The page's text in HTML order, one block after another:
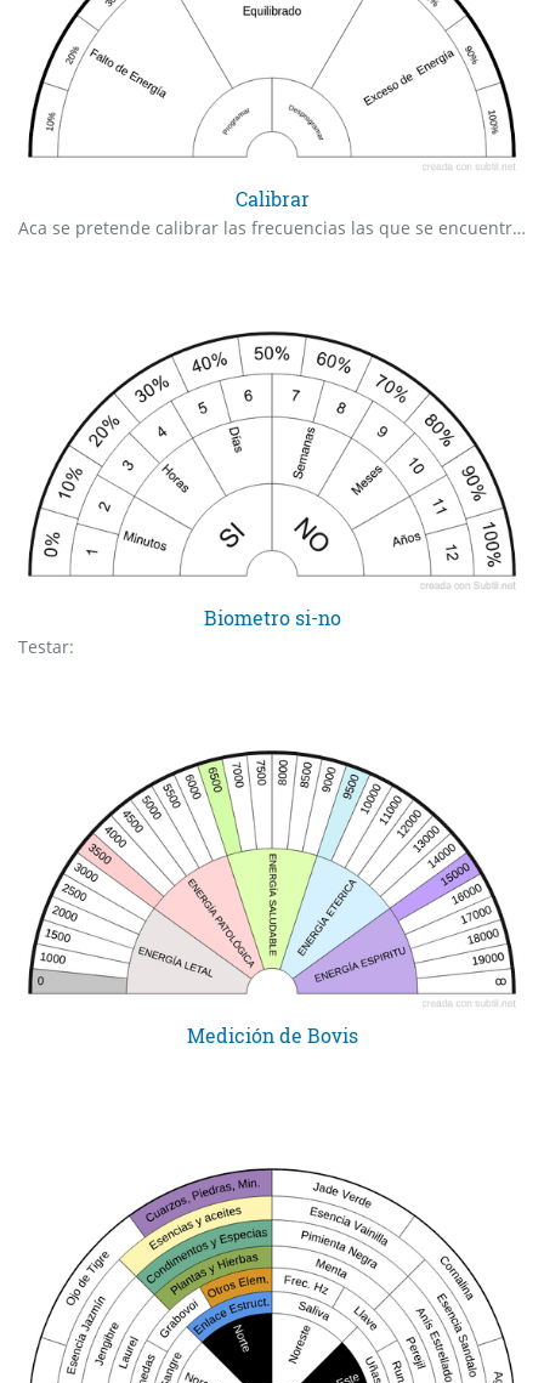
Calibrar
Aca se pretende calibrar las frecuencias las que se encuentran vibrando los chakras y determinar si se requiere programar (aumentar energía) o desprogramar (llevar al balance superior saludable)
Biometro si-no
Testar:
Medición de Bovis